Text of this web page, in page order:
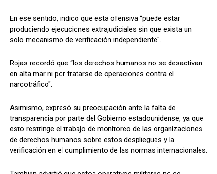
En ese sentido, indicó que esta ofensiva “puede estar
produciendo ejecuciones extrajudiciales sin que exista un
solo mecanismo de verificación independiente".
Rojas recordó que “los derechos humanos no se desactivan
en alta mar ni por tratarse de operaciones contra el
narcotráfico".
Asimismo, expresó su preocupación ante la falta de
transparencia por parte del Gobierno estadounidense, ya que
esto restringe el trabajo de monitoreo de las organizaciones
de derechos humanos sobre estos despliegues y la
verificación en el cumplimiento de las normas internacionales.